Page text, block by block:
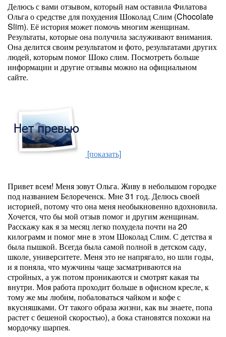
Делюсь с вами отзывом, который нам оставила Филатова
Ольга о средстве для похудения Шоколад Слим (Chocolate
Slim). Её история может помочь многим женщинам.
Результаты, которые она получила заслуживают внимания.
Она делится своим результатом и фото, результатами других
людей, которым помог Шоко слим. Посмотреть больше
информации и другие отзывы можно на официальном
сайте.
[показать]
Привет всем! Меня зовут Ольга. Живу в небольшом городке
под названием Белореченск. Мне 31 год. Делюсь своей
историей, потому что она меня необыкновенно вдохновила.
Хочется, что бы мой отзыв помог и другим женщинам.
Расскажу как я за месяц легко похудела почти на 20
килограмм и помог мне в этом Шоколад Слим. С детства я
была пышкой. Всегда была самой полной в детском саду,
школе, университете. Меня это не напрягало, но шли годы,
и я поняла, что мужчины чаще засматриваются на
стройных, а уж потом проникаются и смотрят какая ты
внутри. Моя работа проходит больше в офисном кресле, к
тому же мы любим, побаловаться чайком и кофе с
вкусняшками. От такого образа жизни, как вы знаете, попа
растет с бешеной скоростью), а бока становятся похожи на
мордочку шарпея.